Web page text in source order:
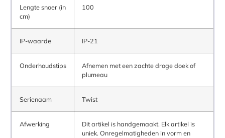
Lengte snoer (in
cm)
100
IP-waarde IP-21
Onderhoudstips
Afnemen met een zachte droge doek of
plumeau
Serienaam Twist
Afwerking
Dit artikel is handgemaakt. Elk artikel is
uniek. Onregelmatigheden in vorm en